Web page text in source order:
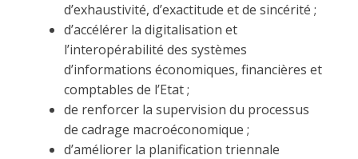
d’exhaustivité, d’exactitude et de sincérité ;
d’accélérer la digitalisation et
l’interopérabilité des systèmes
d’informations économiques, financières et
comptables de l’Etat ;
de renforcer la supervision du processus
de cadrage macroéconomique ;
d’améliorer la planification triennale